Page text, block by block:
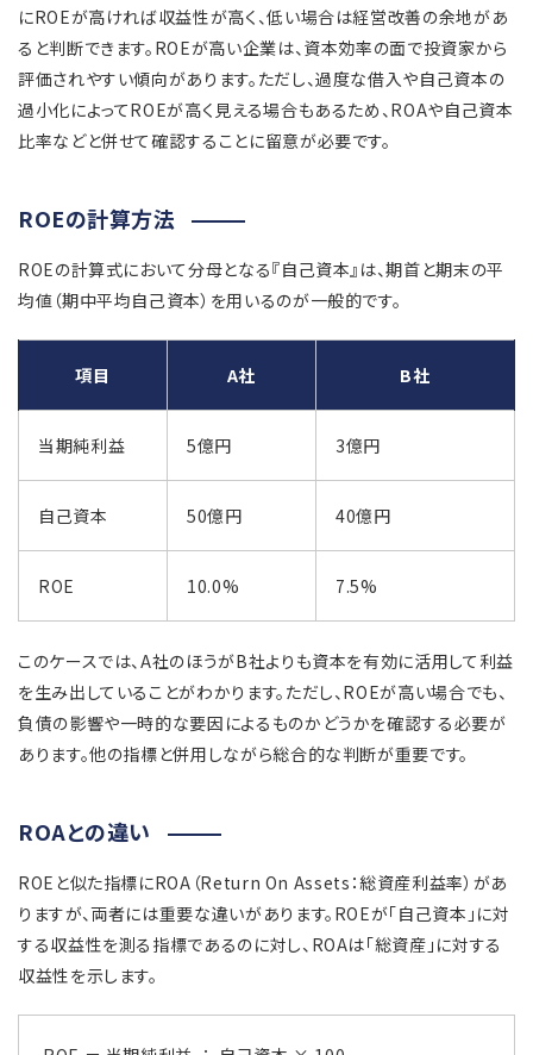
にROEが高ければ収益性が高く、低い場合は経営改善の余地があ
ると判断できます。ROEが高い企業は、資本効率の面で投資家から
評価されやすい傾向があります。ただし、過度な借入や自己資本の
過小化によってROEが高く見える場合もあるため、ROAや自己資本
比率などと併せて確認することに留意が必要です。
ROEの計算方法
ROEの計算式において分母となる『自己資本』は、期首と期末の平
均値（期中平均自己資本）を用いるのが一般的です。
項目 A社 B社
当期純利益 5億円 3億円
自己資本 50億円 40億円
ROE 10.0% 7.5%
このケースでは、A社のほうがB社よりも資本を有効に活用して利益
を生み出していることがわかります。ただし、ROEが高い場合でも、
負債の影響や一時的な要因によるものかどうかを確認する必要が
あります。他の指標と併用しながら総合的な判断が重要です。
ROAとの違い
ROEと似た指標にROA（Return On Assets：総資産利益率）があ
りますが、両者には重要な違いがあります。ROEが「自己資本」に対
する収益性を測る指標であるのに対し、ROAは「総資産」に対する
収益性を示します。